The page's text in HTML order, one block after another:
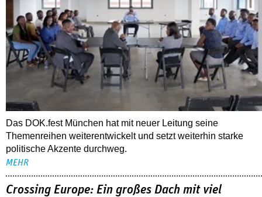
Das DOK.fest München hat mit neuer Leitung seine
Themenreihen weiterentwickelt und setzt weiterhin starke
politische Akzente durchweg.
MEHR
Crossing Europe: Ein großes Dach mit viel